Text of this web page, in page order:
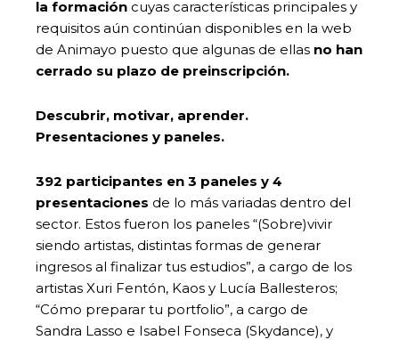
la formación cuyas características principales y
requisitos aún continúan disponibles en la web
de Animayo puesto que algunas de ellas no han
cerrado su plazo de preinscripción.
Descubrir, motivar, aprender.
Presentaciones y paneles.
392 participantes en 3 paneles y 4
presentaciones de lo más variadas dentro del
sector. Estos fueron los paneles “(Sobre)vivir
siendo artistas, distintas formas de generar
ingresos al finalizar tus estudios”, a cargo de los
artistas Xuri Fentón, Kaos y Lucía Ballesteros;
“Cómo preparar tu portfolio”, a cargo de
Sandra Lasso e Isabel Fonseca (Skydance), y